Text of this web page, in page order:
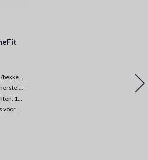
-Fitness voor de vagina/bekkendbodemspier
200g